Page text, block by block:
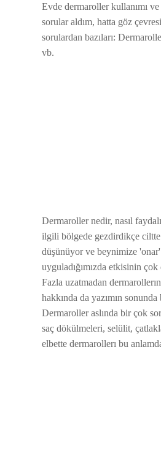
Evde dermaroller kullanımı
sorular aldım, hatta göz
sorulardan bazıları:
vb.
Dermaroller nedir, nasıl
ilgili bölgede gezdirdikçe ciltte
düşünüyor ve beynimize
uyguladığımızda etkisinin
Fazla uzatmadan
hakkında da yazımın
Dermaroller aslında bir çok
saç dökülmeleri, selülit,
elbette dermarollerı bu